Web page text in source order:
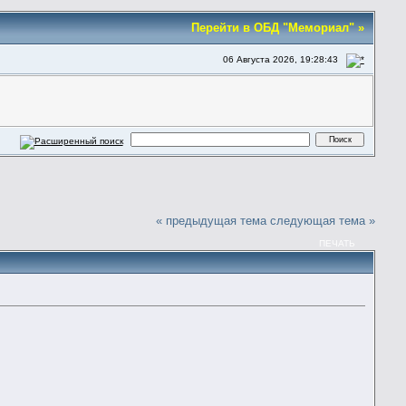
Перейти в ОБД "Мемориал" »
06 Августа 2026, 19:28:43
« предыдущая тема следующая тема »
ПЕЧАТЬ